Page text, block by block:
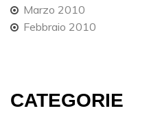
Marzo 2010
Febbraio 2010
CATEGORIE